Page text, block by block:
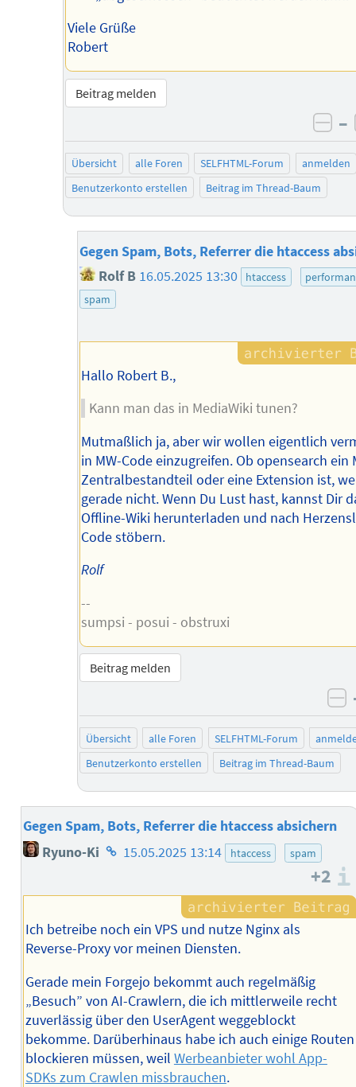
Viele Grüße
Robert
Beitrag melden
–
Übersicht alle Foren SELFHTML-Forum
anmelden
Benutzerkonto erstellen
Beitrag im Thread-Baum
Gegen Spam, Bots, Referrer die htaccess
Rolf B 16.05.2025 13:30 htaccess
spam
Hallo Robert B.,
Kann man das in MediaWiki tunen?
Mutmaßlich ja, aber wir wollen eigentlich
in MW-Code einzugreifen. Ob opensearch ein
Zentralbestandteil oder eine Extension ist,
gerade nicht. Wenn Du Lust hast, kannst Dir
Offline-Wiki herunterladen und nach
Code stöbern.
Rolf
--
sumpsi - posui - obstruxi
Beitrag melden
Übersicht alle Foren SELFHTML-Forum
Benutzerkonto erstellen
Beitrag im Thread-Baum
Gegen Spam, Bots, Referrer die htaccess absichern
Ryuno-Ki Homepage
Autors
15.05.2025 13:14 htaccess spam
+2
Ich betreibe noch ein VPS und nutze Nginx als
Reverse-Proxy vor meinen Diensten.
Gerade mein Forgejo bekommt auch regelmäßig
„Besuch” von AI-Crawlern, die ich mittlerweile recht
zuverlässig über den UserAgent weggeblockt
bekomme. Darüberhinaus habe ich auch einige Routen
blockieren müssen, weil Werbeanbieter wohl App-
SDKs zum Crawlen missbrauchen.